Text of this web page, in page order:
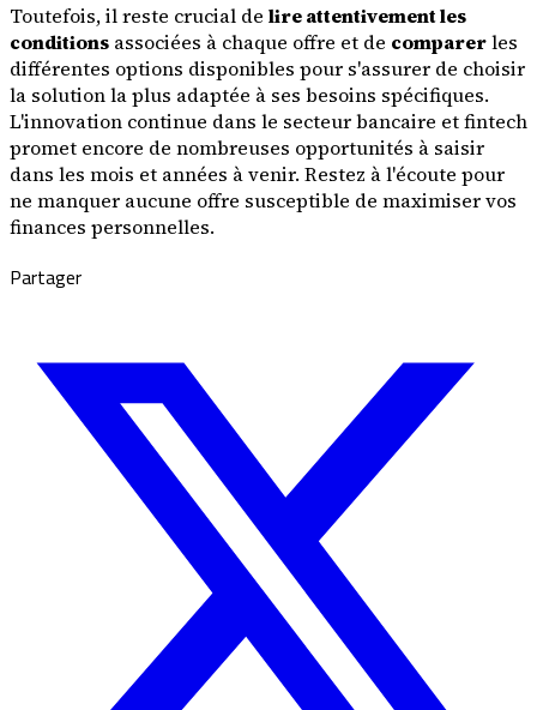
Toutefois, il reste crucial de lire attentivement les
conditions associées à chaque offre et de comparerles
différentes options disponibles pour s'assurer de choisir
la solution la plus adaptée à ses besoins spécifiques.
L'innovation continue dans le secteur bancaire et fintech
promet encore de nombreuses opportunités à saisir
dans les mois et années à venir. Restez à l'écoute pour
ne manquer aucune offre susceptible de maximiser vos
finances personnelles.
Partager